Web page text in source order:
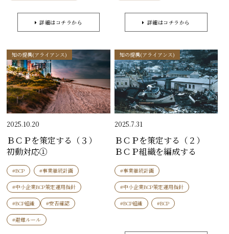
詳細はコチラから 詳細はコチラから
2025.10.20
知の提携(アライアンス)
ＢＣＰを策定する（３）
初動対応①
#BCP #事業継続計画
#中小企業BCP策定運用指針
#BCP組織 #安否確認
#避難ルール
2025.7.31
知の提携(アライアンス)
ＢＣＰを策定する（２）
ＢＣＰ組織を編成する
#事業継続計画
#中小企業BCP策定運用指針
#BCP組織 #BCP